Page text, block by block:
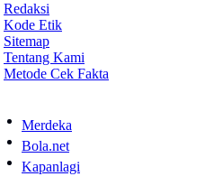
Redaksi
Kode Etik
Sitemap
Tentang Kami
Metode Cek Fakta
Merdeka
Bola.net
Kapanlagi